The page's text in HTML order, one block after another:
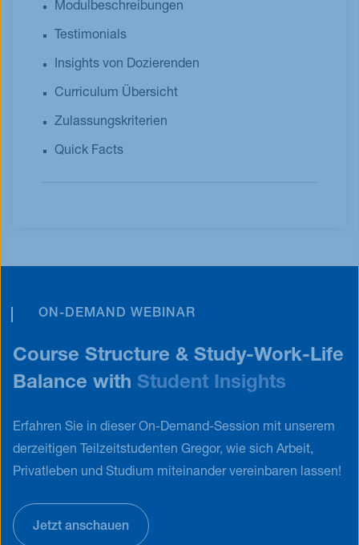
Modulbeschreibungen
Testimonials
Insights von Dozierenden
Curriculum Übersicht
Zulassungskriterien
Quick Facts
ON-DEMAND WEBINAR
Course Structure & Study-Work-Life
Balance with Student Insights
Erfahren Sie in dieser On-Demand-Session mit unserem
derzeitigen Teilzeitstudenten Gregor, wie sich Arbeit,
Privatleben und Studium miteinander vereinbaren lassen!
Jetzt anschauen